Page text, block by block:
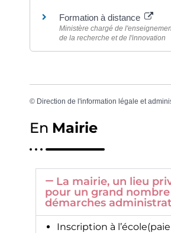
Formation à distance
Ministère chargé de
de la recherche et de l'innovation
© Direction de l'information légale et
En Mairie
La mairie, un lieu
pour un grand
démarches
Inscription à